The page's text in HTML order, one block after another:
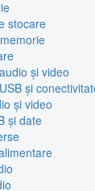
stocare
și video
și
și video
și date